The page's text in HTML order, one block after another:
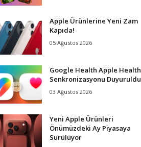
Apple Ürünlerine Yeni Zam
Kapıda!
05 Ağustos 2026
Google Health Apple Health
Senkronizasyonu Duyuruldu
03 Ağustos 2026
Yeni Apple Ürünleri
Önümüzdeki Ay Piyasaya
Sürülüyor